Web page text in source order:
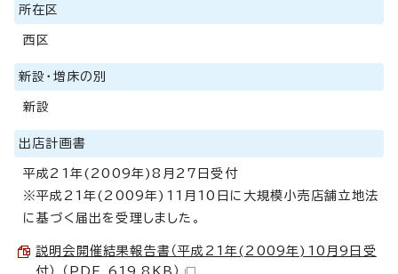
所在区
西区
新設・増床の別
新設
出店計画書
平成21年(2009年)8月27日受付
※平成21年(2009年)11月10日に大規模小売店舗立地法
に基づく届出を受理しました。
説明会開催結果報告書（平成21年(2009年)10月9日受
付） （PDF 619.8KB）